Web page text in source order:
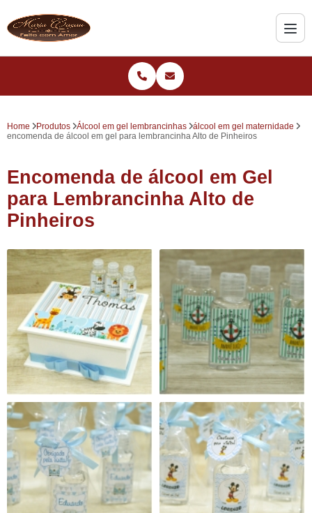
Home Produtos Álcool em gel lembrancinhas
álcool em gel maternidade
encomenda de álcool em gel para lembrancinha Alto de Pinheiros
Encomenda de álcool em Gel
para Lembrancinha Alto de
Pinheiros